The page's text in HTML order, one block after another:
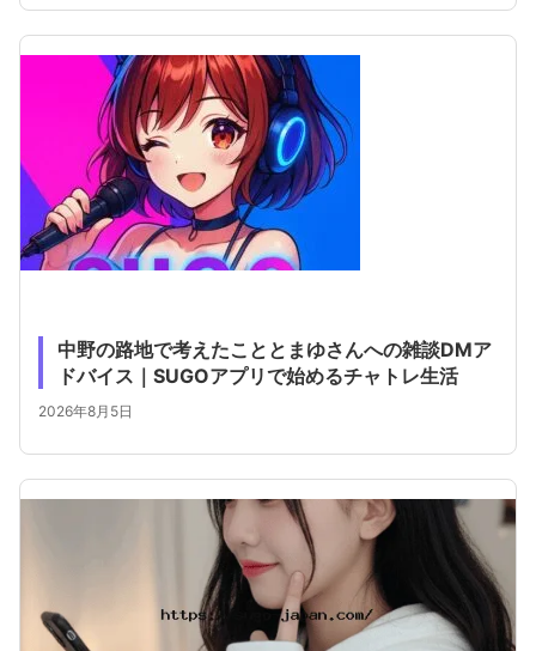
中野の路地で考えたこととまゆさんへの雑談DMア
ドバイス｜SUGOアプリで始めるチャトレ生活
2026年8月5日